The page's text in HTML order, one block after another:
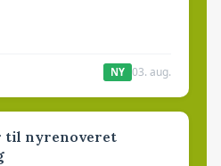
NY 03. aug.
til nyrenoveret